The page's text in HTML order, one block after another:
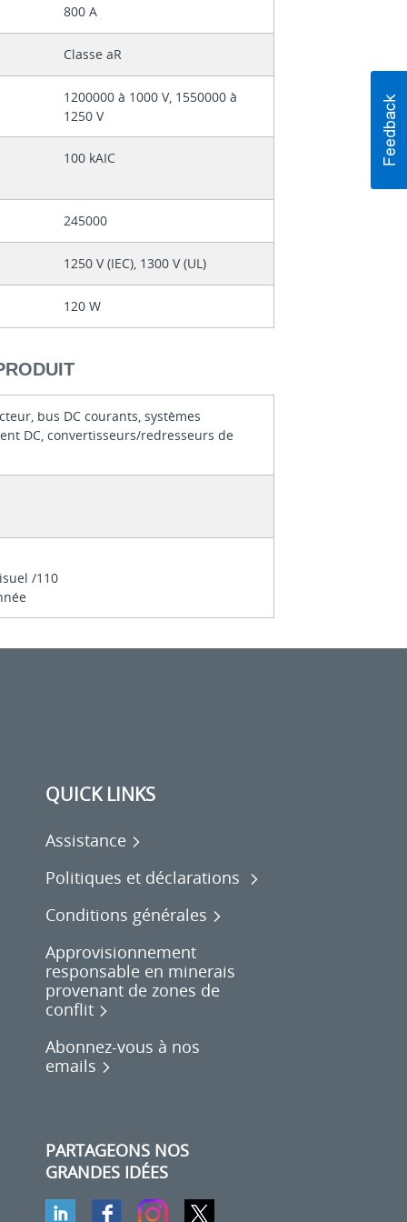
800 A
Classe aR
1200000 à 1000 V, 1550000 à
1250 V
100 kAIC
245000
1250 V (IEC), 1300 V (UL)
120 W
bus DC courants, systèmes
DC, convertisseurs/redresseurs de
/110
QUICK LINKS
Assistance
Politiques et déclarations
Conditions générales
Approvisionnement
responsable en minerais
provenant de zones de
conflit
Abonnez-vous à nos
emails
PARTAGEONS NOS
GRANDES IDÉES